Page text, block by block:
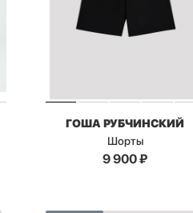
ГОША РУБЧИНСКИЙ
Шорты
9 900₽